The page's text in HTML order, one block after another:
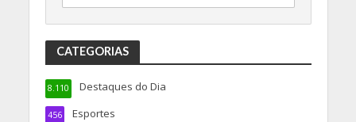
CATEGORIAS
Destaques do Dia
8.110
Esportes
456